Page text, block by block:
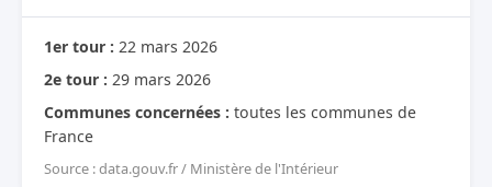
1er tour : 22 mars 2026
2e tour : 29 mars 2026
Communes concernées : toutes les communes de
France
Source : data.gouv.fr / Ministère de l'Intérieur